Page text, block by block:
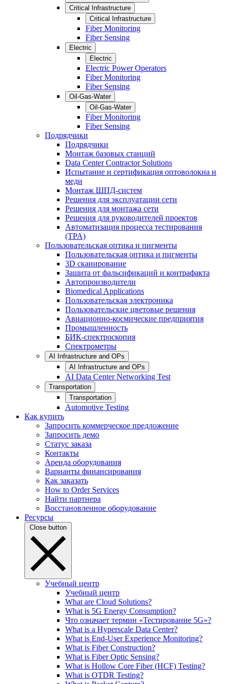
Critical Infrastructure
Critical Infrastructure
Fiber Monitoring
Fiber Sensing
Electric
Electric
Electric Power Operators
Fiber Monitoring
Fiber Sensing
Oil-Gas-Water
Oil-Gas-Water
Fiber Monitoring
Fiber Sensing
Подрядчики
Подрядчики
Монтаж базовых станций
Data Center Contractor Solutions
Испытание и сертификация оптоволокна и
меди
Монтаж ШПД-систем
Решения для эксплуатации сети
Решения для монтажа сети
Решения для руководителей проектов
Автоматизация процесса тестирования
(TPA)
Пользовательская оптика и пигменты
Пользовательская оптика и пигменты
3D сканирование
Зашита от фальсификаций и контрафакта
Автопроизводители
Biomedical Applications
Пользовательская электроника
Пользовательские цветовые решения
Авиационно-космические предприятия
Промышленность
БИК-спектроскопия
Спектрометры
AI Infrastructure and OPs
AI Infrastructure and OPs
AI Data Center Networking Test
Transportation
Transportation
Automotive Testing
Как купить
Запросить коммерческое предложение
Запросить демо
Статус заказа
Контакты
Аренда оборудования
Варианты финансирования
Как заказать
How to Order Services
Найти партнера
Восстановленное оборудование
Ресурсы
Close button
Учебный центр
Учебный центр
What are Cloud Solutions?
What is 5G Energy Consumption?
Что означает термин «Тестирование 5G»?
What is a Hyperscale Data Center?
What is End-User Experience Monitoring?
What is Fiber Construction?
What is Fiber Optic Sensing?
What is Hollow Core Fiber (HCF) Testing?
What is OTDR Testing?